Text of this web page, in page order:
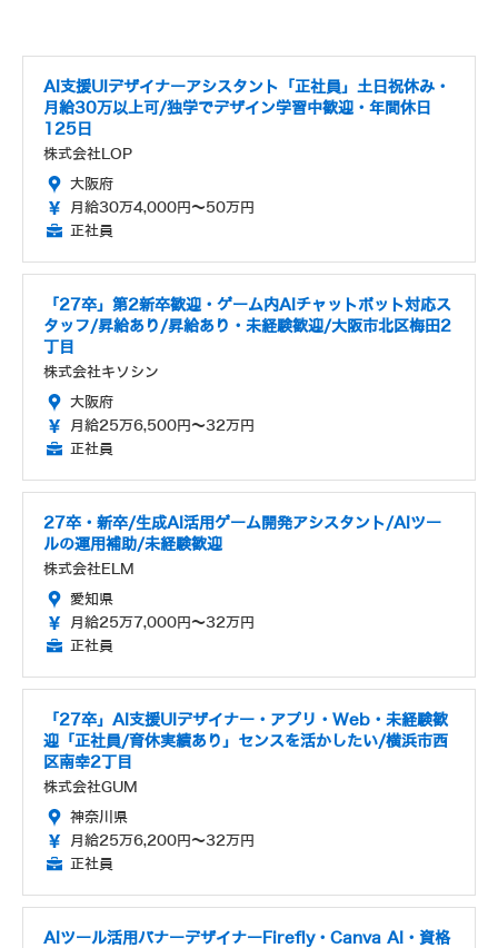
AI支援UIデザイナーアシスタント「正社員」土日祝休み・
月給30万以上可/独学でデザイン学習中歓迎・年間休日
125日
株式会社LOP
大阪府
月給30万4,000円～50万円
正社員
「27卒」第2新卒歓迎・ゲーム内AIチャットボット対応ス
タッフ/昇給あり/昇給あり・未経験歓迎/大阪市北区梅田2
丁目
株式会社キソシン
大阪府
月給25万6,500円～32万円
正社員
27卒・新卒/生成AI活用ゲーム開発アシスタント/AIツー
ルの運用補助/未経験歓迎
株式会社ELM
愛知県
月給25万7,000円～32万円
正社員
「27卒」AI支援UIデザイナー・アプリ・Web・未経験歓
迎「正社員/育休実績あり」センスを活かしたい/横浜市西
区南幸2丁目
株式会社GUM
神奈川県
月給25万6,200円～32万円
正社員
AIツール活用バナーデザイナーFirefly・Canva AI・資格